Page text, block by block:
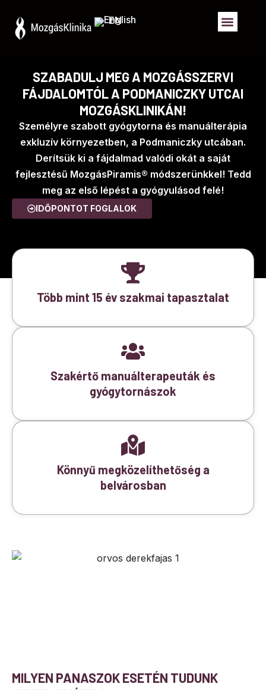
EN
SZABADULJ MEG A MOZGÁSSZERVI
FÁJDALOMTÓL A PODMANICZKY UTCAI
MOZGÁSKLINIKÁN!
Személyre szabott gyógytorna és manuálterápia
exkluzív környezetben, a Podmaniczky utcában.
Derítsük ki a fájdalmad valódi okát a saját
fejlesztésű MozgásPiramis® módszerünkkel! Tedd
meg az első lépést a gyógyulásod felé!
IDŐPONTOT FOGLALOK
Több mint 15 év szakmai tapasztalat
Szakértő manuálterapeuták és
gyógytornászok
Könnyű megközelíthetőség a
belvárosban
MILYEN PANASZOK ESETÉN TUDUNK